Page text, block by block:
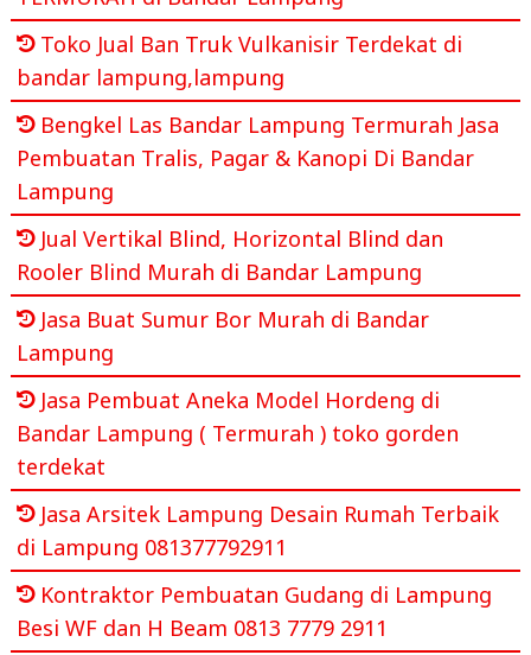
Toko Jual Ban Truk Vulkanisir Terdekat di
bandar lampung,lampung
Bengkel Las Bandar Lampung Termurah Jasa
Pembuatan Tralis, Pagar & Kanopi Di Bandar
Lampung
Jual Vertikal Blind, Horizontal Blind dan
Rooler Blind Murah di Bandar Lampung
Jasa Buat Sumur Bor Murah di Bandar
Lampung
Jasa Pembuat Aneka Model Hordeng di
Bandar Lampung ( Termurah ) toko gorden
terdekat
Jasa Arsitek Lampung Desain Rumah Terbaik
di Lampung 081377792911
Kontraktor Pembuatan Gudang di Lampung
Besi WF dan H Beam 0813 7779 2911